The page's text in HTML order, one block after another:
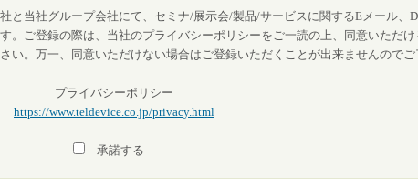
と当社グループ会社にて、セミナ/展示会/製品/サービスに関するEメール、
。ご登録の際は、当社のプライバシーポリシーをご一読の上、同意いただ
い。万一、同意いただけない場合はご登録いただくことが出来ませんのでご
プライバシーポリシー
https://www.teldevice.co.jp/privacy.html
承諾する